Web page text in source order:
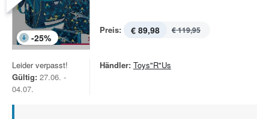
-25%
Preis: € 89,98 € 119,95
Leider verpasst!
Gültig: 27.06. -
04.07.
Händler: Toys"R"Us